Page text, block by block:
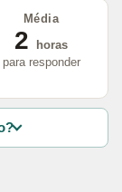
Média
2
horas
para responder